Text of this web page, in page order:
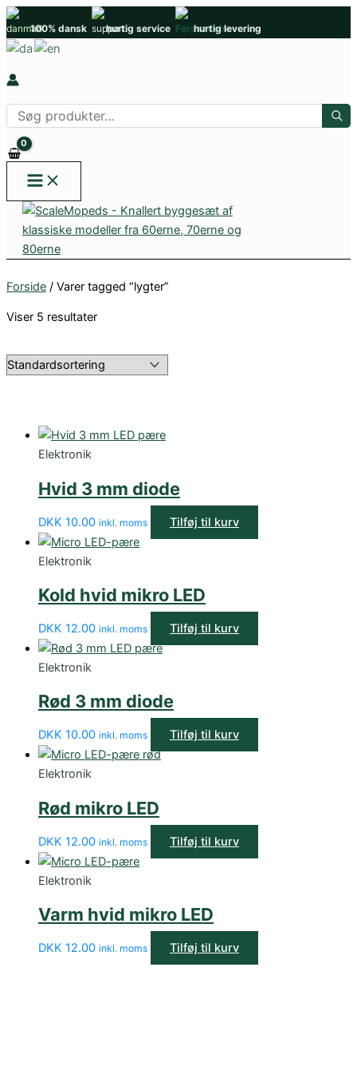
Gå
til
indholdet
100% dansk hurtig service hurtig levering
Søg
efter
produkter
Forside / Varer tagged “lygter”
Viser 5 resultater
Elektronik
Hvid 3 mm diode
DKK 10.00 inkl. moms Tilføj til kurv
Elektronik
Kold hvid mikro LED
DKK 12.00 inkl. moms Tilføj til kurv
Elektronik
Rød 3 mm diode
DKK 10.00 inkl. moms Tilføj til kurv
Elektronik
Rød mikro LED
DKK 12.00 inkl. moms Tilføj til kurv
Elektronik
Varm hvid mikro LED
DKK 12.00 inkl. moms Tilføj til kurv